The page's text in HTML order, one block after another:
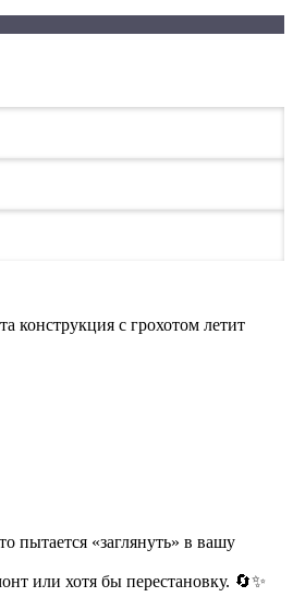
конструкция с грохотом летит
пытается «заглянуть» в вашу
или хотя бы перестановку. 🔄✨